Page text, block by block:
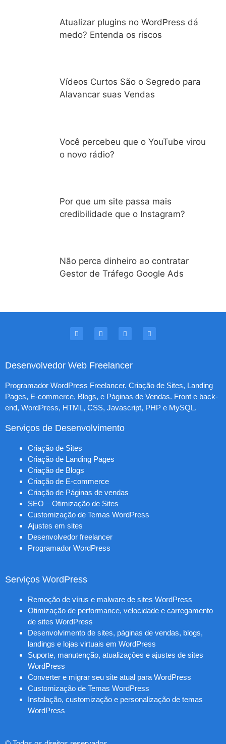
Atualizar plugins no WordPress dá
medo? Entenda os riscos
Vídeos Curtos São o Segredo para
Alavancar suas Vendas
Você percebeu que o YouTube virou
o novo rádio?
Por que um site passa mais
credibilidade que o Instagram?
Não perca dinheiro ao contratar
Gestor de Tráfego Google Ads
Desenvolvedor Web Freelancer
Programador WordPress Freelancer. Criação de Sites, Landing
Pages, E-commerce, Blogs, e Páginas de Vendas. Front e back-
end, WordPress, HTML, CSS, Javascript, PHP e MySQL.
Serviços de Desenvolvimento
Criação de Sites
Criação de Landing Pages
Criação de Blogs
Criação de E-commerce
Criação de Páginas de vendas
SEO – Otimização de Sites
Customização de Temas WordPress
Ajustes em sites
Desenvolvedor freelancer
Programador WordPress
Serviços WordPress
Remoção de vírus e malware de sites WordPress
Otimização de performance, velocidade e carregamento
de sites WordPress
Desenvolvimento de sites, páginas de vendas, blogs,
landings e lojas virtuais em WordPress
Suporte, manutenção, atualizações e ajustes de sites
WordPress
Converter e migrar seu site atual para WordPress
Customização de Temas WordPress
Instalação, customização e personalização de temas
WordPress